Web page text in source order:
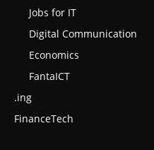
Jobs for IT
Digital Communication
Economics
FantaICT
.ing
FinanceTech